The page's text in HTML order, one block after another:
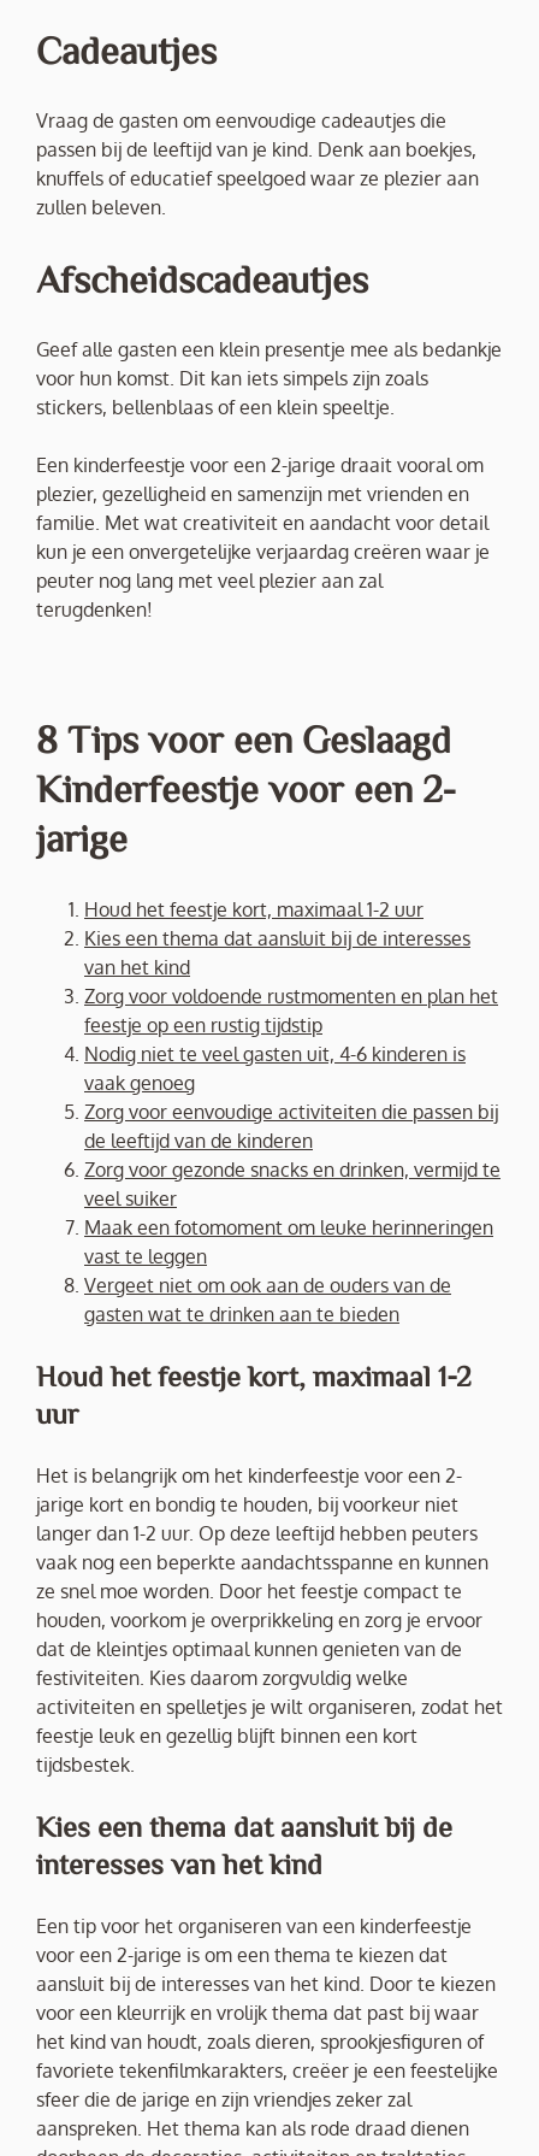
Cadeautjes
Vraag de gasten om eenvoudige cadeautjes die
passen bij de leeftijd van je kind. Denk aan boekjes,
knuffels of educatief speelgoed waar ze plezier aan
zullen beleven.
Afscheidscadeautjes
Geef alle gasten een klein presentje mee als bedankje
voor hun komst. Dit kan iets simpels zijn zoals
stickers, bellenblaas of een klein speeltje.
Een kinderfeestje voor een 2-jarige draait vooral om
plezier, gezelligheid en samenzijn met vrienden en
familie. Met wat creativiteit en aandacht voor detail
kun je een onvergetelijke verjaardag creëren waar je
peuter nog lang met veel plezier aan zal
terugdenken!
8 Tips voor een Geslaagd
Kinderfeestje voor een 2-
jarige
Houd het feestje kort, maximaal 1-2 uur
Kies een thema dat aansluit bij de interesses
van het kind
Zorg voor voldoende rustmomenten en plan het
feestje op een rustig tijdstip
Nodig niet te veel gasten uit, 4-6 kinderen is
vaak genoeg
Zorg voor eenvoudige activiteiten die passen bij
de leeftijd van de kinderen
Zorg voor gezonde snacks en drinken, vermijd te
veel suiker
Maak een fotomoment om leuke herinneringen
vast te leggen
Vergeet niet om ook aan de ouders van de
gasten wat te drinken aan te bieden
Houd het feestje kort, maximaal 1-2
uur
Het is belangrijk om het kinderfeestje voor een 2-
jarige kort en bondig te houden, bij voorkeur niet
langer dan 1-2 uur. Op deze leeftijd hebben peuters
vaak nog een beperkte aandachtsspanne en kunnen
ze snel moe worden. Door het feestje compact te
houden, voorkom je overprikkeling en zorg je ervoor
dat de kleintjes optimaal kunnen genieten van de
festiviteiten. Kies daarom zorgvuldig welke
activiteiten en spelletjes je wilt organiseren, zodat het
feestje leuk en gezellig blijft binnen een kort
tijdsbestek.
Kies een thema dat aansluit bij de
interesses van het kind
Een tip voor het organiseren van een kinderfeestje
voor een 2-jarige is om een thema te kiezen dat
aansluit bij de interesses van het kind. Door te kiezen
voor een kleurrijk en vrolijk thema dat past bij waar
het kind van houdt, zoals dieren, sprookjesfiguren of
favoriete tekenfilmkarakters, creëer je een feestelijke
sfeer die de jarige en zijn vriendjes zeker zal
aanspreken. Het thema kan als rode draad dienen